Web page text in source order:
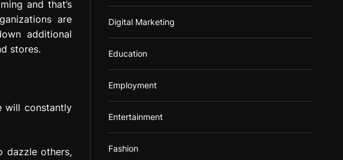
and that’s
are
additional
stores.
will constantly
dazzle others,
Digital Marketing
Education
Employment
Entertainment
Fashion